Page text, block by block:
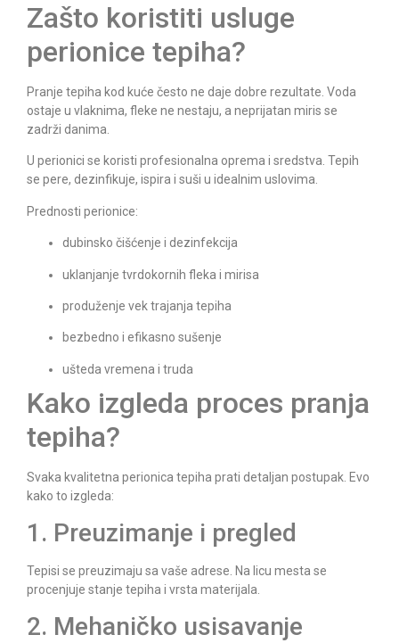
Zašto koristiti usluge
perionice tepiha?
Pranje tepiha kod kuće često ne daje dobre rezultate. Voda
ostaje u vlaknima, fleke ne nestaju, a neprijatan miris se
zadrži danima.
U perionici se koristi profesionalna oprema i sredstva. Tepih
se pere, dezinfikuje, ispira i suši u idealnim uslovima.
Prednosti perionice:
dubinsko čišćenje i dezinfekcija
uklanjanje tvrdokornih fleka i mirisa
produženje vek trajanja tepiha
bezbedno i efikasno sušenje
ušteda vremena i truda
Kako izgleda proces pranja
tepiha?
Svaka kvalitetna perionica tepiha prati detaljan postupak. Evo
kako to izgleda:
1. Preuzimanje i pregled
Tepisi se preuzimaju sa vaše adrese. Na licu mesta se
procenjuje stanje tepiha i vrsta materijala.
2. Mehaničko usisavanje